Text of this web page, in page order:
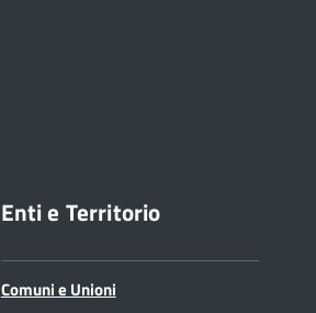
Enti e Territorio
Comuni e Unioni